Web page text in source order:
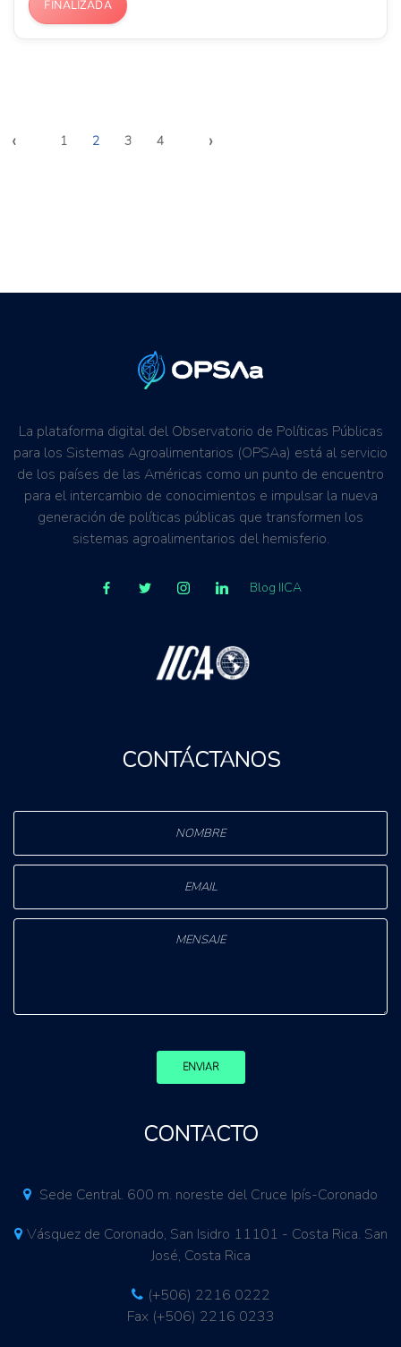
FINALIZADA
‹ 1 2 3 4 ›
La plataforma digital del Observatorio de Políticas Públicas
para los Sistemas Agroalimentarios (OPSAa) está al servicio
de los países de las Américas como un punto de encuentro
para el intercambio de conocimientos e impulsar la nueva
generación de políticas públicas que transformen los
sistemas agroalimentarios del hemisferio.
Blog IICA
CONTÁCTANOS
ENVIAR
CONTACTO
Sede Central. 600 m. noreste del Cruce Ipís-Coronado
Vásquez de Coronado, San Isidro 11101 - Costa Rica. San
José, Costa Rica
(+506) 2216 0222
Fax (+506) 2216 0233